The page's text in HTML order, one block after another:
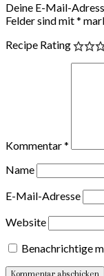
Deine E-Mail-
Felder sind mit*
Recipe Rating
Kommentar*
Name
E-Mail-Adresse
Website
Benachrichtige